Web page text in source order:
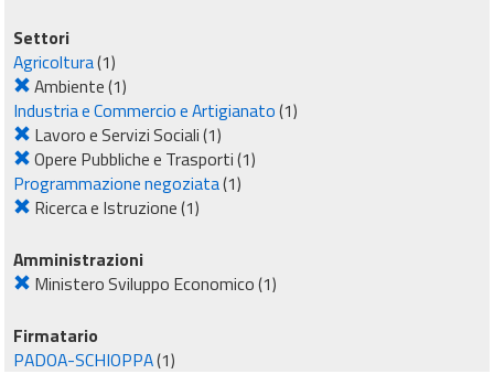
Settori
Agricoltura(1)
Ambiente(1)
Industria e Commercio e Artigianato(1)
Lavoro e Servizi Sociali(1)
Opere Pubbliche e Trasporti(1)
Programmazione negoziata(1)
Ricerca e Istruzione(1)
Amministrazioni
Ministero Sviluppo Economico(1)
Firmatario
PADOA-SCHIOPPA(1)